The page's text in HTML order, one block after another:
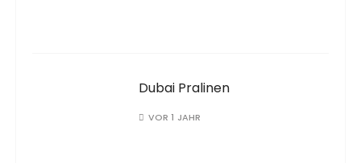
Dubai Pralinen
VOR 1 JAHR